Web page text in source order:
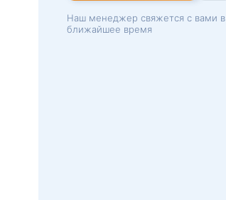
Наш менеджер свяжется с вами в
ближайшее время